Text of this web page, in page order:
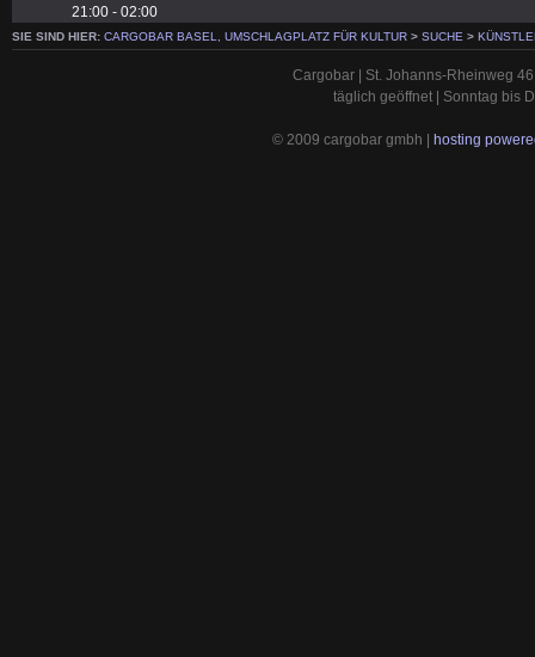
21:00 - 02:00
SIE SIND HIER: CARGOBAR BASEL, UMSCHLAGPLATZ FÜR KULTUR > SUCHE >
Cargobar | St. Johanns-Rheinweg
täglich geöffnet | Sonntag bis
© 2009 cargobar gmbh | hosting